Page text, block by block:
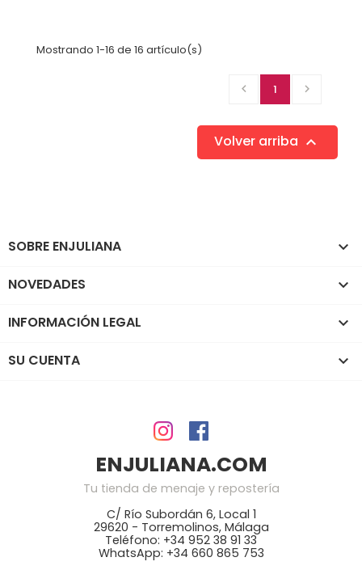
Mostrando 1-16 de 16 artículo(s)
 1 
Volver arriba 
SOBRE ENJULIANA 
NOVEDADES 
INFORMACIÓN LEGAL 
SU CUENTA 
ENJULIANA.COM
Tu tienda de menaje y repostería
C/ Río Subordán 6, Local 1
29620 - Torremolinos, Málaga
Teléfono: +34 952 38 91 33
WhatsApp: +34 660 865 753